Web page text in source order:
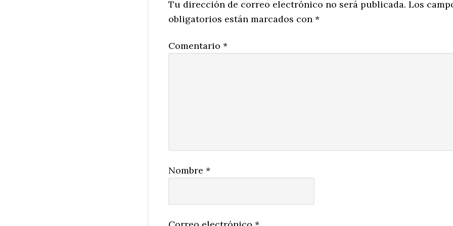
Tu dirección de correo electrónico no será publicada. Los
obligatorios están marcados con *
Comentario *
Nombre *